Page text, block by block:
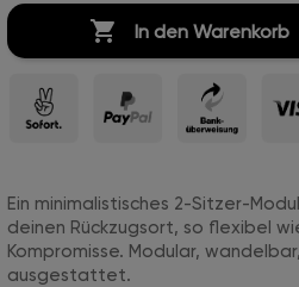
 In den Warenkorb
Ein minimalistisches 2-Sitzer-
deinen Rückzugsort, so flexibel
Kompromisse. Modular,
ausgestattet.